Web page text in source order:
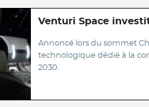
Venturi Space
Annoncé lors du sommet
technologique dédié à la
2030.